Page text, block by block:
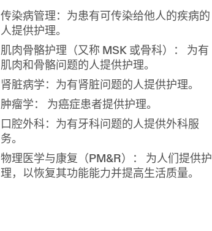
传染病管理：为患有可传染给他人的疾病的
人提供护理。
肌肉骨骼护理（又称 MSK 或骨科）： 为有
肌肉和骨骼问题的人提供护理。
肾脏病学：为有肾脏问题的人提供护理。
肿瘤学： 为癌症患者提供护理。
口腔外科：为有牙科问题的人提供外科服
务。
物理医学与康复（PM&R）： 为人们提供护
理，以恢复其功能能力并提高生活质量。